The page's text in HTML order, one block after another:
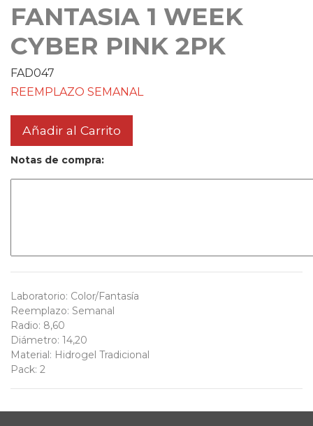
FANTASIA 1 WEEK
CYBER PINK 2PK
FAD047
REEMPLAZO SEMANAL
Añadir al Carrito
Notas de compra:
Laboratorio: Color/Fantasía
Reemplazo: Semanal
Radio: 8,60
Diámetro: 14,20
Material: Hidrogel Tradicional
Pack: 2